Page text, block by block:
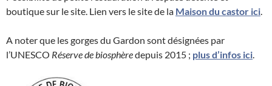
boutique sur le site. Lien vers le site de la Maison du castor ici.
A noter que les gorges du Gardon sont désignées par
l’UNESCO Réserve de biosphèredepuis 2015 ; plus d’infos ici.